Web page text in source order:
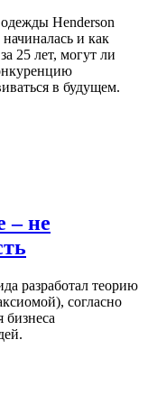
Henderson
и как
25 лет, могут ли
в будущем.
– не
разработал теорию
согласно
бизнеса